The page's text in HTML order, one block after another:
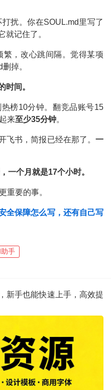
打扰。你在SOUL.md里写了
就记住了。
繁，改心跳间隔。觉得某项
掉。
时间。
榜10分钟。翻竞品账号15
来至少35分钟。
飞书，简报已经在那了。 一
一个月就是17个小时。
重要的事。
全保障怎么写，还有自己写
手
新手也能快速上手，高效提